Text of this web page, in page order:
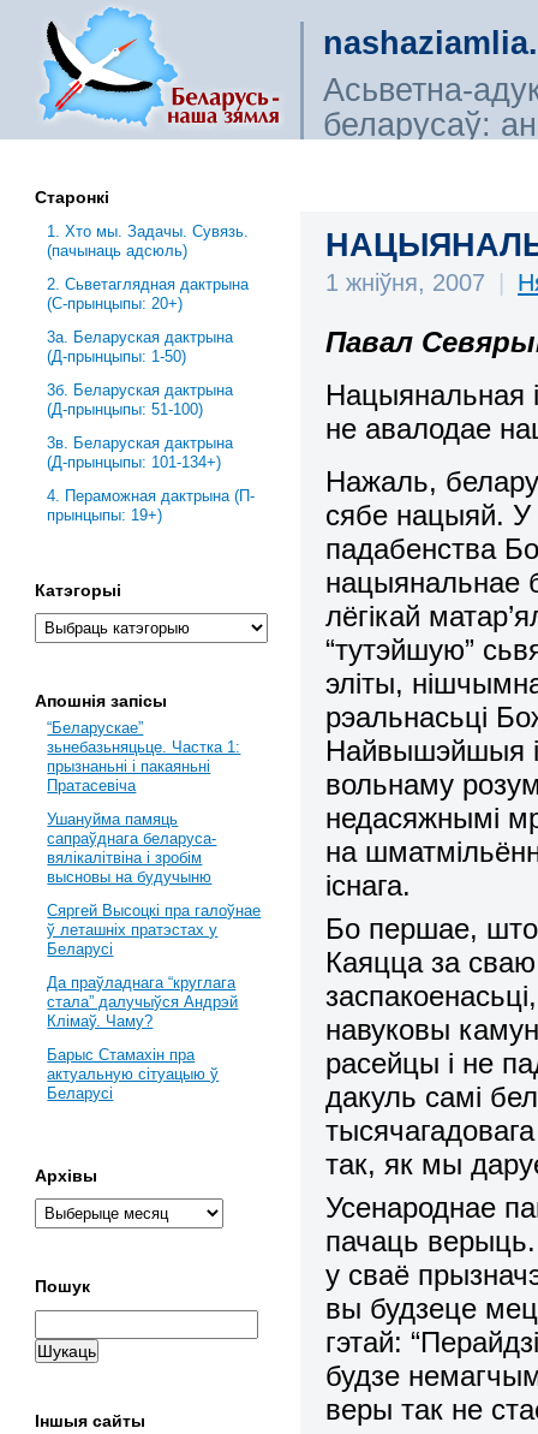
Асьветна-
беларусаў:
1 жніўня, 2007 |
Павал
Нацыянальная
не авалодае
Нажаль,
сябе нацыяй. У
падабенства
нацыянальнае
лёгікай
“тутэйшую”
эліты,
рэальнасьці
Найвышэйшыя
вольнаму
недасяжнымі
на
існага.
Бо першае, што
Каяцца за
навуковы
расейцы і не
дакуль самі
так, як мы
Усенароднае
пачаць
у сваё
вы будзеце
гэтай:
будзе
веры так не
Старонкі
1. Хто мы. Задачы. Сувязь.
(пачынаць адсюль)
2. Сьветаглядная дактрына
(С-прынцыпы: 20+)
3a. Беларуская дактрына
(Д-прынцыпы: 1-50)
3б. Беларуская дактрына
(Д-прынцыпы: 51-100)
3в. Беларуская дактрына
(Д-прынцыпы: 101-134+)
4. Пераможная дактрына (П-
прынцыпы: 19+)
Катэгорыі
Апошнія запісы
“Беларускае”
зьнебазьняцьце. Частка 1:
прызнаньні і пакаяньні
Пратасевіча
Ушануйма памяць
сапраўднага беларуса-
вялікалітвіна і зробім
высновы на будучыню
Сяргей Высоцкі пра галоўнае
ў леташніх пратэстах у
Беларусі
Да праўладнага “круглага
стала” далучыўся Андрэй
Клімаў. Чаму?
Барыс Стамахін пра
актуальную сітуацыю ў
Беларусі
Архівы
Пошук
Іншыя сайты